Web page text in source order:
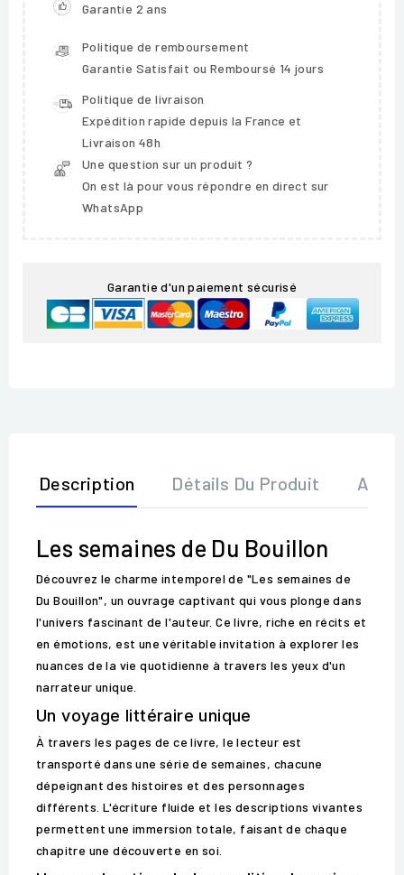
Garantie 2 ans
Politique de remboursement
Garantie Satisfait ou Remboursé 14 jours
Politique de livraison
Expédition rapide depuis la France et
Livraison 48h
Une question sur un produit ?
On est là pour vous répondre en direct sur
WhatsApp
Garantie d'un paiement sécurisé
Description Détails Du Produit Avis
Les semaines de Du Bouillon
Découvrez le charme intemporel de "Les semaines de
Du Bouillon", un ouvrage captivant qui vous plonge dans
l'univers fascinant de l'auteur. Ce livre, riche en récits et
en émotions, est une véritable invitation à explorer les
nuances de la vie quotidienne à travers les yeux d'un
narrateur unique.
Un voyage littéraire unique
À travers les pages de ce livre, le lecteur est
transporté dans une série de semaines, chacune
dépeignant des histoires et des personnages
différents. L'écriture fluide et les descriptions vivantes
permettent une immersion totale, faisant de chaque
chapitre une découverte en soi.